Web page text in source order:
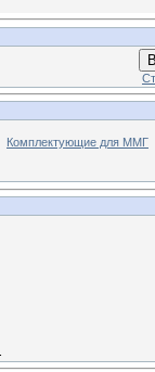
Комплектующие для ММГ